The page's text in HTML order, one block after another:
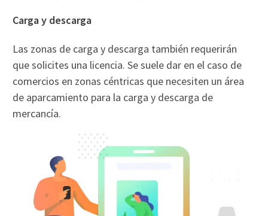
Carga y descarga
Las zonas de carga y descarga también requerirán
que solicites una licencia. Se suele dar en el caso de
comercios en zonas céntricas que necesiten un área
de aparcamiento para la carga y descarga de
mercancía.